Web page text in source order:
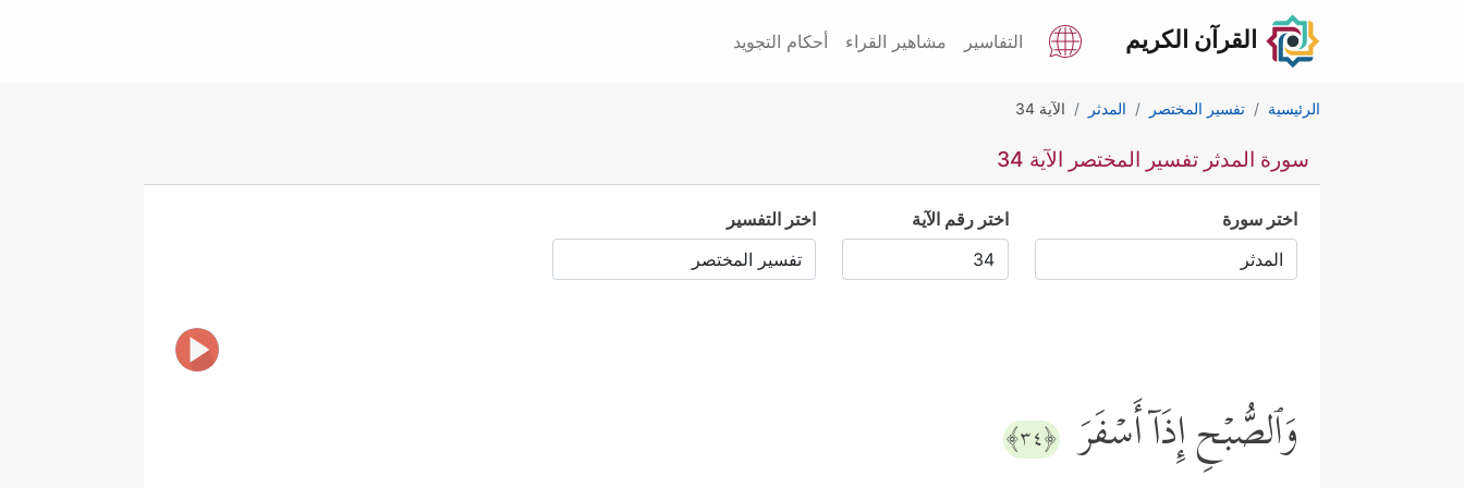
القرآن الكريم التفاسير مشاهير القراء أحكام التجويد
الرئيسية تفسير المختصر المدثر الآية 34
سورة المدثر تفسير المختصر الآية 34
اختر سورة اختر رقم الآية اختر التفسير
وَٱلصُّبۡحِ إِذَاۤ أَسۡفَرَ ﴿٣٤﴾